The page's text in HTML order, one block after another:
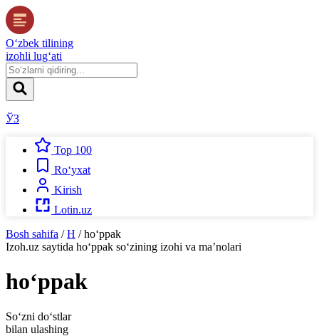
O‘zbek tilining
izohli lug‘ati
ЎЗ
Top 100
Ro‘yxat
Kirish
Lotin.uz
Bosh sahifa / H / ho‘ppak
Izoh.uz saytida ho‘ppak so‘zining izohi va ma’nolari
ho‘ppak
So‘zni do‘stlar
bilan ulashing